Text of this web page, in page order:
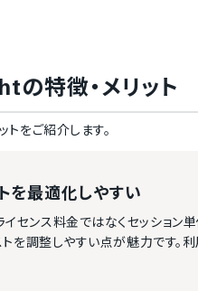
の特徴・メリット
トをご紹介します。
を最適化しやすい
ンス料金ではなくセッション
を調整しやすい点が魅力です